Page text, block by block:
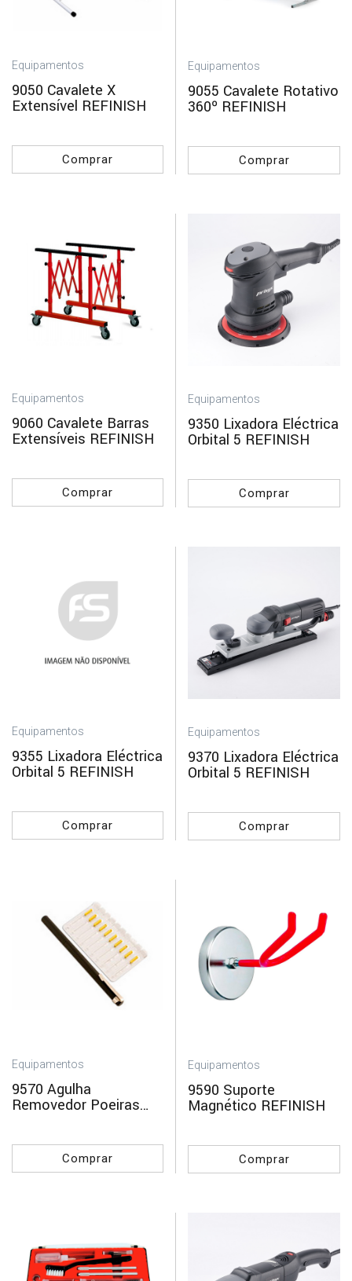
Proteção
Polimento
Primários
Insonorizantes
Marcas
3M
DIVERSOS
INDASA
REFINISH
Aplicar
Equipamentos
9050 Cavalete X
Extensível REFINISH
Comprar
Equipamentos
9055 Cavalete Rotativo
360º REFINISH
Comprar
Equipamentos
9060 Cavalete Barras
Extensíveis REFINISH
Comprar
Equipamentos
9350 Lixadora Eléctrica
Orbital 5 REFINISH
Comprar
Equipamentos
9355 Lixadora Eléctrica
Orbital 5 REFINISH
Comprar
Equipamentos
9370 Lixadora Eléctrica
Orbital 5 REFINISH
Comprar
Equipamentos
9570 Agulha
Removedor Poeiras
Comprar
Equipamentos
9590 Suporte
Magnético REFINISH
Comprar